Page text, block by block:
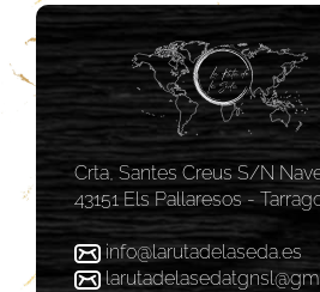
Crta, Santes Creus S/N
43151 Els Pallaresos -
info@larutadelaseda.es